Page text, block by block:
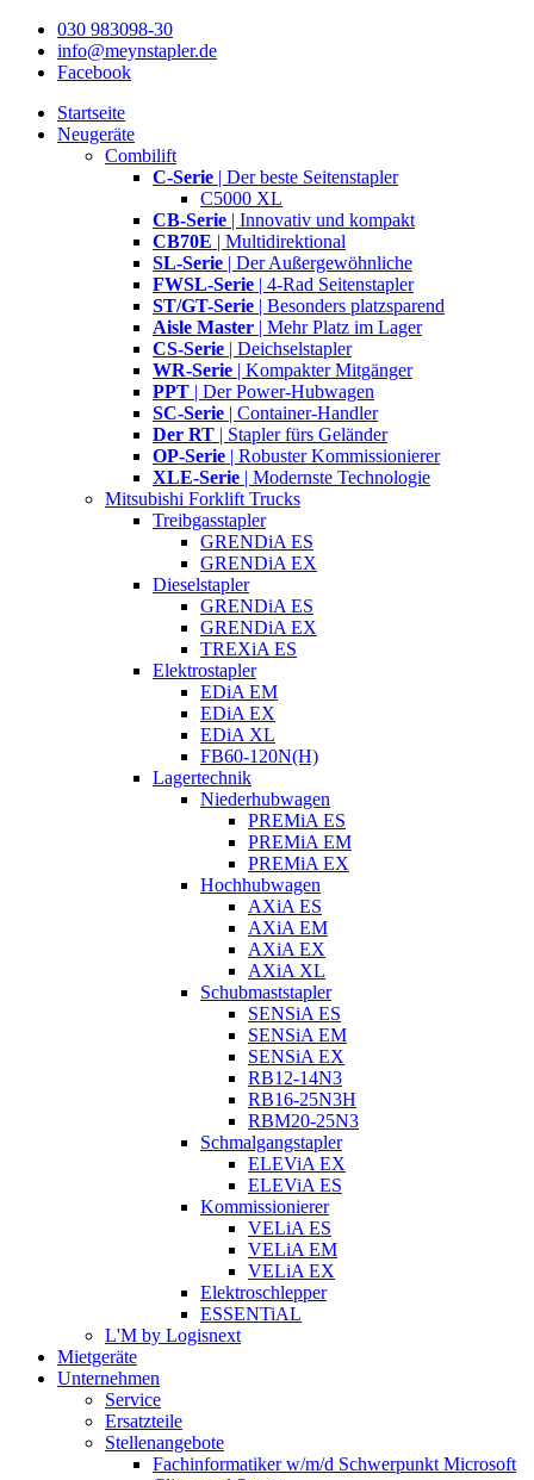
030 983098-30
info@meynstapler.de
Facebook
Startseite
Neugeräte
Combilift
C-Serie | Der beste Seitenstapler
C5000 XL
CB-Serie | Innovativ und kompakt
CB70E | Multidirektional
SL-Serie | Der Außergewöhnliche
FWSL-Serie | 4-Rad Seitenstapler
ST/GT-Serie | Besonders platzsparend
Aisle Master | Mehr Platz im Lager
CS-Serie | Deichselstapler
WR-Serie | Kompakter Mitgänger
PPT | Der Power-Hubwagen
SC-Serie | Container-Handler
Der RT | Stapler fürs Geländer
OP-Serie | Robuster Kommissionierer
XLE-Serie | Modernste Technologie
Mitsubishi Forklift Trucks
Treibgasstapler
GRENDiA ES
GRENDiA EX
Dieselstapler
GRENDiA ES
GRENDiA EX
TREXiA ES
Elektrostapler
EDiA EM
EDiA EX
EDiA XL
FB60-120N(H)
Lagertechnik
Niederhubwagen
PREMiA ES
PREMiA EM
PREMiA EX
Hochhubwagen
AXiA ES
AXiA EM
AXiA EX
AXiA XL
Schubmaststapler
SENSiA ES
SENSiA EM
SENSiA EX
RB12-14N3
RB16-25N3H
RBM20-25N3
Schmalgangstapler
ELEViA EX
ELEViA ES
Kommissionierer
VELiA ES
VELiA EM
VELiA EX
Elektroschlepper
ESSENTiAL
L'M by Logisnext
Mietgeräte
Unternehmen
Service
Ersatzteile
Stellenangebote
Fachinformatiker w/m/d Schwerpunkt Microsoft